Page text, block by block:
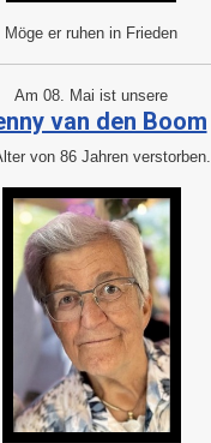
Möge er ruhen in Frieden
Am 08. Mai ist unsere
van den Boom
von 86 Jahren verstorben.